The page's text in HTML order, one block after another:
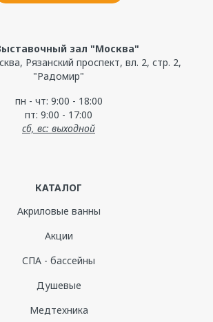
зал "Москва"
Рязанский проспект, вл. 2, стр. 2,
"Радомир"
пн - чт: 9:00 - 18:00
пт: 9:00 - 17:00
сб, вс: выходной
КАТАЛОГ
Акриловые ванны
Акции
СПА - бассейны
Душевые
Медтехника